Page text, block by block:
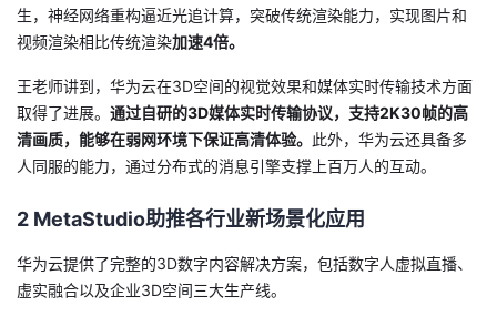
生，神经网络重构逼近光追计算，突破传统渲染能力，实现图片和
视频渲染相比传统渲染加速4倍。
王老师讲到， 华为云在3D空间的视觉效果和媒体实时传输技术方面
取得了进展。 通过自研的3D媒体实时传输协议，支持2K30帧的高
清画质， 能够在弱网环境下保证高清体验。 此外，华为云还具备多
人同服的能力，通过分布式的消息引擎支撑上百万人的互动。
2 MetaStudio助推各行业新场景化应用
华为云提供了完整的3D数字内容解决方案，包括数字人虚拟直播、
虚实融合以及企业3D空间三大生产线。